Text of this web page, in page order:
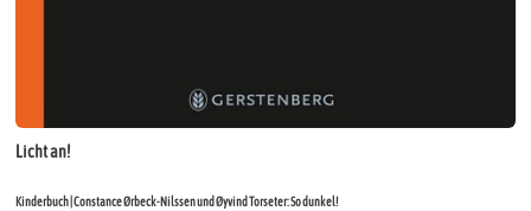
Licht an!
Kinderbuch | Constance Ørbeck-Nilssen und Øyvind Torseter: So dunkel!